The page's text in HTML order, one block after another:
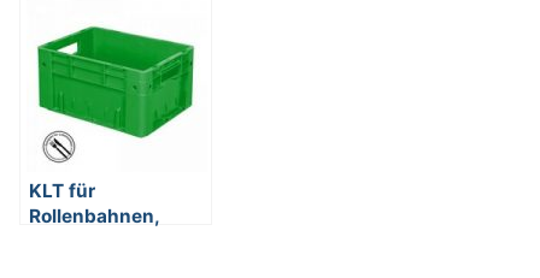
120 mm, grün
KLT für
Rollenbahnen,